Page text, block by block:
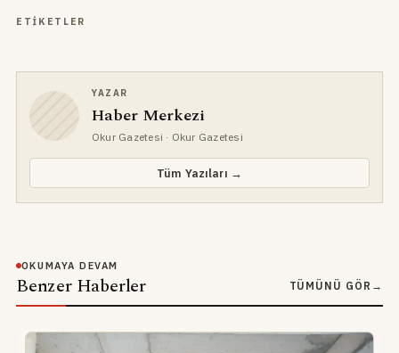
ETIKETLER
YAZAR
Haber Merkezi
Okur Gazetesi · Okur Gazetesi
Tüm Yazıları →
OKUMAYA DEVAM
Benzer Haberler TÜMÜNÜ GÖR →